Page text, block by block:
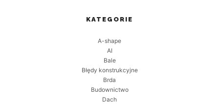
KATEGORIE
A-shape
AI
Bale
Błędy konstrukcyjne
Brda
Budownictwo
Dach